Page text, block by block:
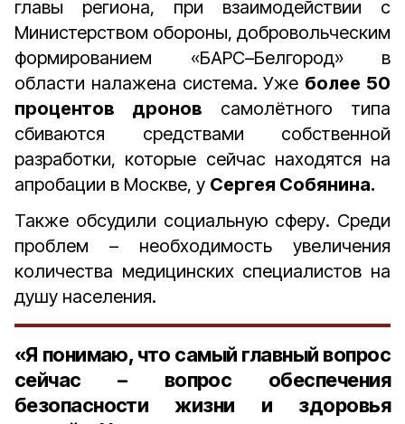
главы региона, при взаимодействии с
Министерством обороны, добровольческим
формированием «БАРС–Белгород» в
области налажена система. Уже более 50
процентов дронов самолётного типа
сбиваются средствами собственной
разработки, которые сейчас находятся на
апробации в Москве, у Сергея Собянина.
Также обсудили социальную сферу. Среди
проблем – необходимость увеличения
количества медицинских специалистов на
душу населения.
«Я понимаю, что самый главный вопрос
сейчас – вопрос обеспечения
безопасности жизни и здоровья